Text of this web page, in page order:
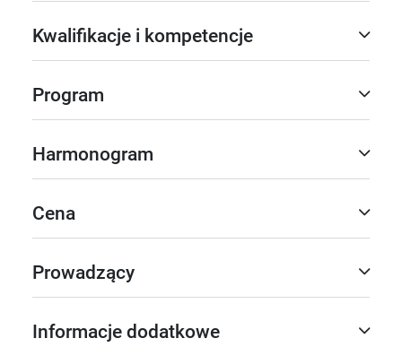
Kwalifikacje i kompetencje
Program
Harmonogram
Cena
Prowadzący
Informacje dodatkowe